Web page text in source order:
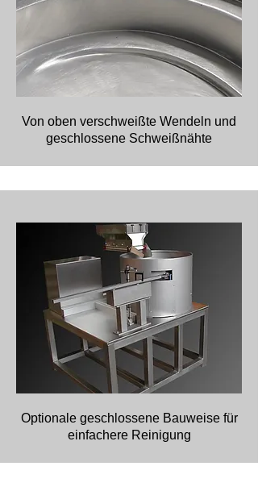
Von oben verschweißte Wendeln und
geschlossene Schweißnähte
Optionale geschlossene Bauweise für
einfachere Reinigung